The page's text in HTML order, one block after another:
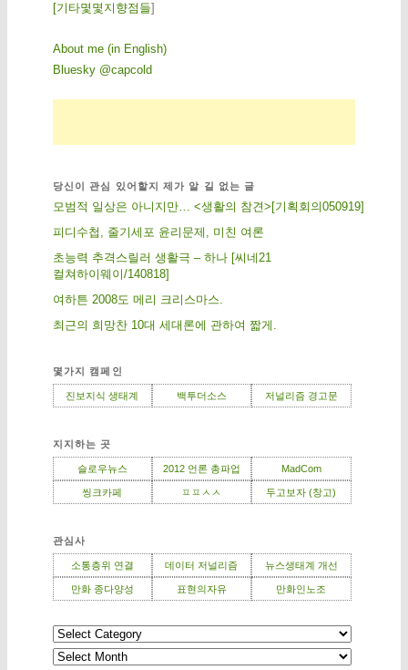
[기 타몇 몇 지 향점 들]
About me (in English)
Bluesky @capcold
당신이 관심 있어할지 제가 알 길 없는 글
모범적 일상은 아니지만… <생활의 참견>[기획회의050919]
피디수첩, 줄기세포 윤리문제, 미친 여론
초능력 추격스릴러 생활극 – 하나 [씨네21
컬쳐하이웨이/140818]
여하튼 2008도 메리 크리스마스.
최근의 희망찬 10대 세대론에 관하여 짧게.
몇가지 캠페인
진보지식 생태계 백투더소스 저널리즘 경고문
지지하는 곳
슬로우뉴스 2012 언론 총파업 MadCom
씽크카페 ㅍㅍㅅㅅ 두고보자 (창고)
관심사
소통층위 연결 데이터 저널리즘 뉴스생태계 개선
만화 종다양성 표현의자유 만화인노조